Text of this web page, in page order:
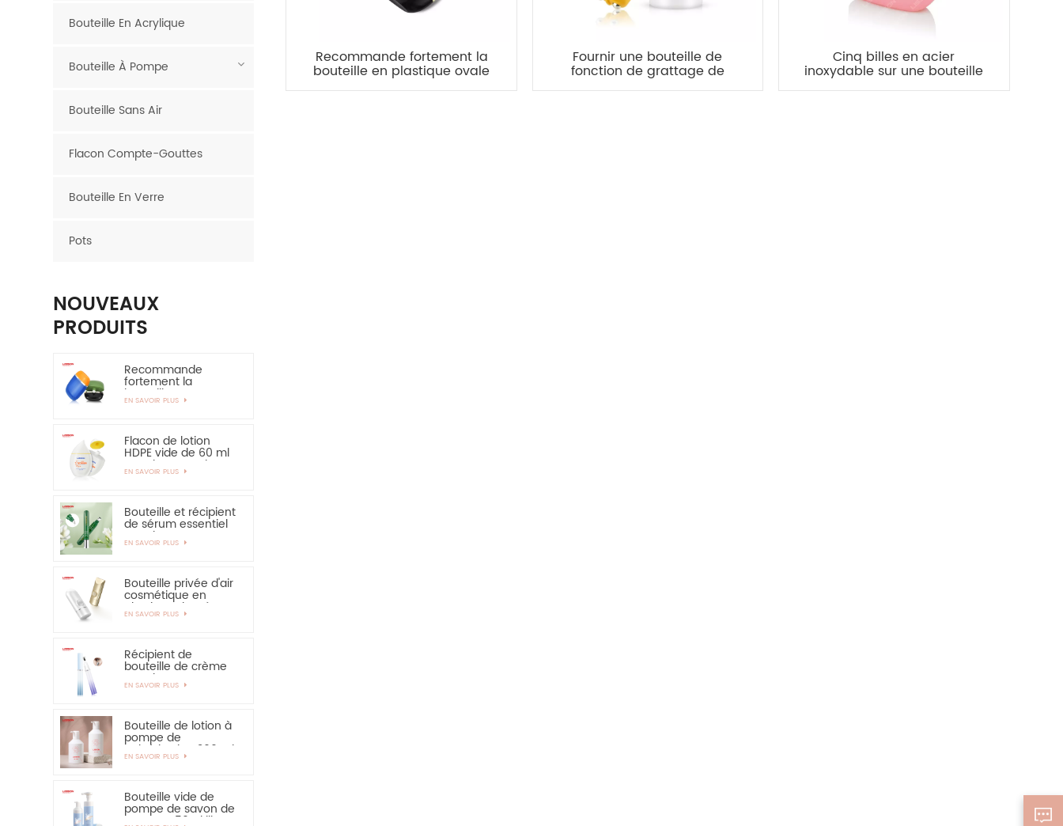
Recommande fortement la
bouteille en plastique ovale
de bouteille de HDPE de
Fournir une bouteille de
fonction de grattage de
massage en HDPE de 100 ml
Cinq billes en acier
inoxydable sur une bouteille
en PEHD
Bouteille En Acrylique
Bouteille À Pompe
Bouteille Sans Air
Flacon Compte-Gouttes
Bouteille En Verre
Pots
NOUVEAUX
PRODUITS
Recommande
fortement la
bouteille en
plastique ovale de
50ml EVOH
EN SAVOIR PLUS
Flacon de lotion
HDPE vide de 60 ml
pour la protection
solaire - vivement
EN SAVOIR PLUS
Bouteille et récipient
de sérum essentiel
pour les yeux,
applicateur en
EN SAVOIR PLUS
Bouteille privée d'air
cosmétique en
plastique de crème
de main de
50ml
EN SAVOIR PLUS
Récipient de
bouteille de crème
pour les yeux PETG
de 15 ml avec
EN SAVOIR PLUS
Bouteille de lotion à
pompe de
pulvérisation 300 ml
350 ml pour
EN SAVOIR PLUS
Bouteille vide de
pompe de savon de
mousse 150ml libre